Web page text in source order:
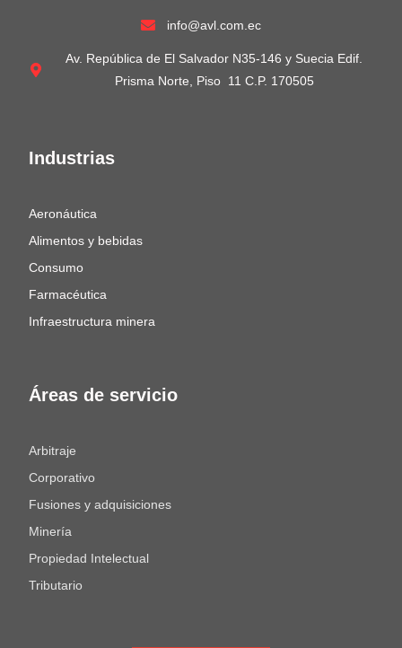
Áreas de servicio
Arbitraje
Corporativo
Fusiones y adquisiciones
Minería
Propiedad Intelectual
Tributario
Industrias
Aeronáutica
Alimentos y bebidas
Consumo
Farmacéutica
Infraestructura minera
info@avl.com.ec
Av. República de El Salvador N35-146 y Suecia Edif.
Prisma Norte, Piso 11 C.P. 170505